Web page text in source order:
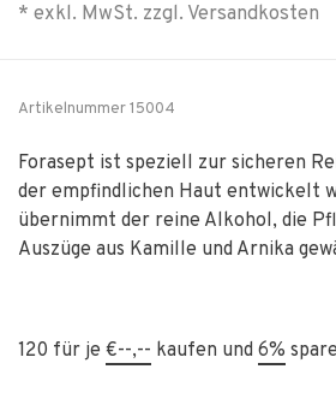
* exkl. MwSt. zzgl. Versandkosten
Artikelnummer15004
Forasept ist speziell zur sicheren
der empfindlichen Haut entwickelt
übernimmt der reine Alkohol, die
Auszüge aus Kamille und Arnika
120 für je €--,-- kaufen und 6%